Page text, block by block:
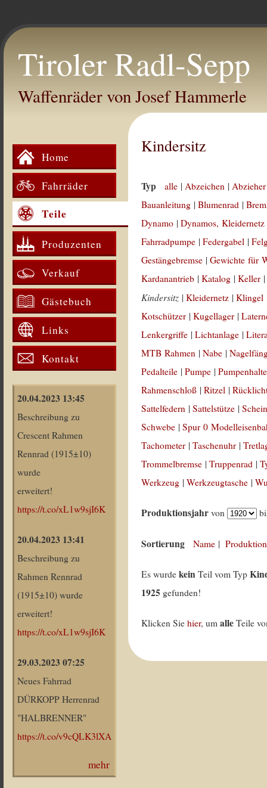
Tiroler Radl-Sepp
Waffenräder von Josef Hammerle
Home
Fahrräder
Teile
Produzenten
Verkauf
Gästebuch
Links
Kontakt
20.04.2023 13:45
Beschreibung zu
Crescent Rahmen
Rennrad (1915±10)
wurde
erweitert!
https://t.co/xL1w9sjI6K
20.04.2023 13:41
Beschreibung zu
Rahmen Rennrad
(1915±10) wurde
erweitert!
https://t.co/xL1w9sjI6K
29.03.2023 07:25
Neues Fahrrad
DÜRKOPP Herrenrad
"HALBRENNER"
https://t.co/v9cQLK3lXA
mehr
Kindersitz
Typ alle |Abzeichen |
Bauanleitung |Blumenrad |
Dynamo |Dynamos, Kleidernetz
Fahrradpumpe |Federgabel |
Gestängebremse |Gewichte für
Kardanantrieb |Katalog |Keller
Kindersitz |Kleidernetz |Klingel
Kotschützer |Kugellager |
Lenkergriffe |Lichtanlage |
MTB Rahmen |Nabe |
Pedalteile |Pumpe |
Rahmenschloß |Ritzel |
Sattelfedern |Sattelstütze |
Schwebe |Spur 0
Tachometer |Taschenuhr |
Trommelbremse |Truppenrad |
Werkzeug |Werkzeugtasche |
Produktionsjahr von
Sortierung Name |
Es wurdekein Teil vom Typ
1925 gefunden!
Klicken Siehier, umalle Teile